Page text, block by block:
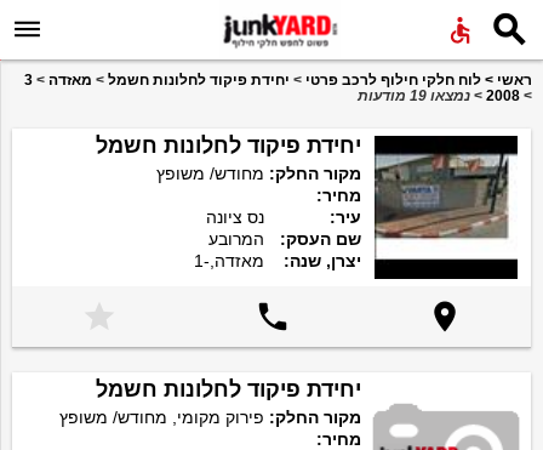
 
ראשי > לוח חלקי חילוף לרכב פרטי > יחידת פיקוד לחלונות חשמל > מאזדה >
3
>
2008
> נמצאו 19 מודעות
יחידת פיקוד לחלונות חשמל
מקור החלק: מחודש/ משופץ
מחיר:
עיר:
נס ציונה
שם העסק:
המרובע
יצרן, שנה:
מאזדה,-1



יחידת פיקוד לחלונות חשמל
מקור החלק: פירוק מקומי, מחודש/ משופץ
מחיר: